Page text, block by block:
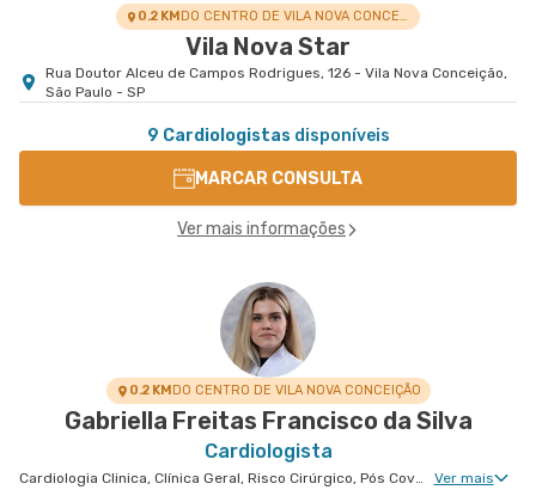
0.2 KM DO CENTRO DE VILA NOVA CONCEIÇÃO
Vila Nova Star
Rua Doutor Alceu de Campos Rodrigues, 126 - Vila Nova Conceição,
São Paulo - SP
9 Cardiologistas disponíveis
MARCAR CONSULTA
Ver mais informações
0.2 KMDO CENTRO DE VILA NOVA CONCEIÇÃO
Gabriella Freitas Francisco da Silva
Cardiologista
Cardiologia Clinica, Clínica Geral, Risco Cirúrgico, Pós Covid, Tratamento de Insuficiência Cardíaca Ver mais